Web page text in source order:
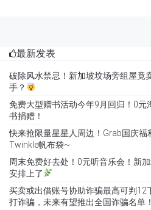
最新发表
破除风水禁忌！新加坡坟场旁组屋竟
手？
免费大型赠书活动今年9月回归！0元
书捐赠！
快来抢限量星星人周边！Grab国庆
Twinkle帆布袋~
周末免费好去处！0元听音乐会！新
安排上了
买卖或出借账号协助诈骗最高可判12
打诈骗，未来有望推出全国诈骗名单！